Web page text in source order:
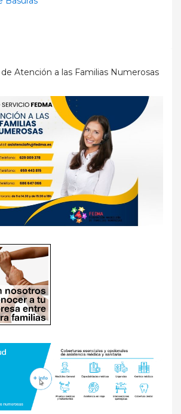
Atención a las Familias Numerosas